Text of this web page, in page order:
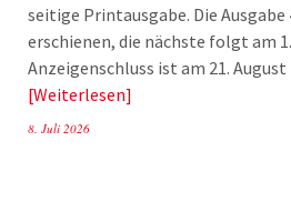
seitige Printausgabe. Die Ausgabe
erschienen, die nächste folgt am
Anzeigenschluss ist am 21.
Weiterlesen
8. Juli 2026